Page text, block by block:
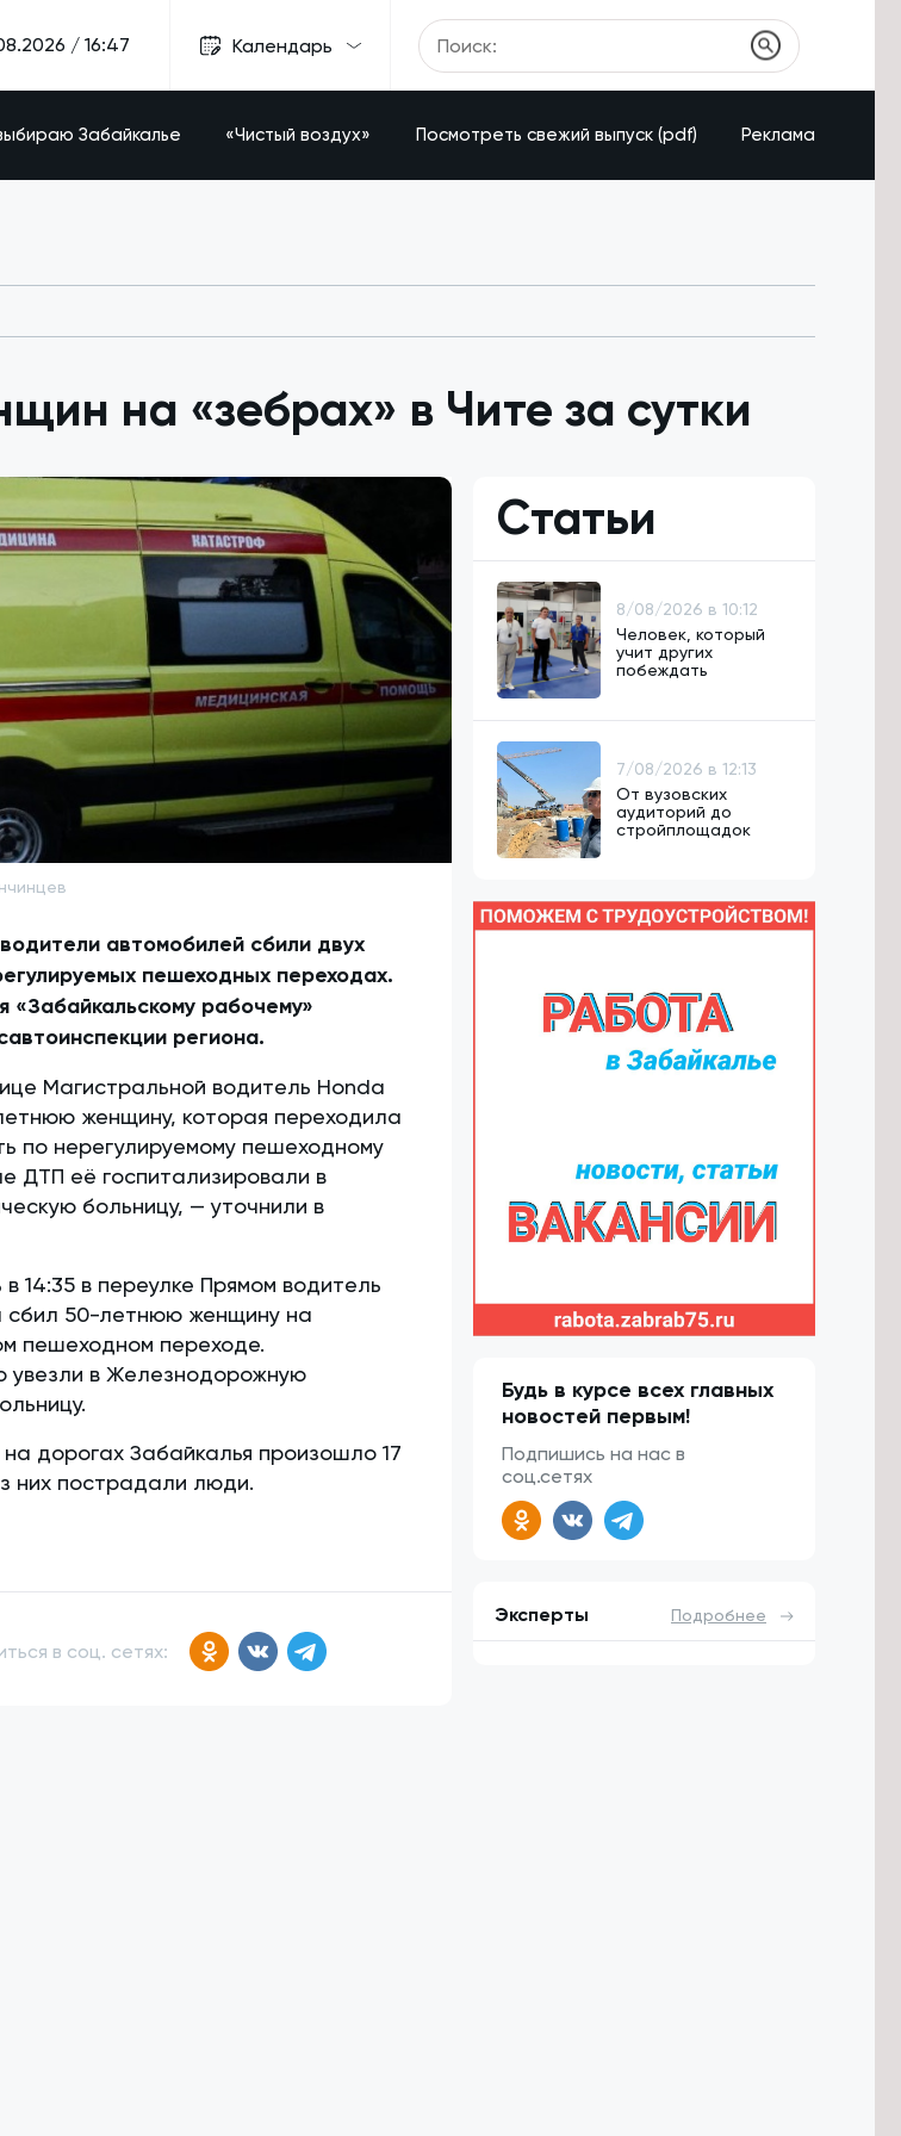
/ 16:47 Календарь
Забайкалье «Чистый воздух» Посмотреть свежий выпуск (pdf) Реклама
на «зебрах» в Чите за сутки
автомобилей сбили двух
пешеходных переходах.
рабочему»
региона.
Магистральной водитель Honda
женщину, которая переходила
по нерегулируемому пешеходному
ДТП её госпитализировали в
больницу, — уточнили в
14:35 в переулке Прямом водитель
сбил 50-летнюю женщину на
пешеходном переходе.
увезли в Железнодорожную
на дорогах Забайкалья произошло 17
них пострадали люди.
в соц. сетях:
Статьи
8/08/2026 в 10:12
Человек, который
учит других
побеждать
7/08/2026 в 12:13
От вузовских
аудиторий до
стройплощадок
Будь в курсе всех главных
новостей первым!
Подпишись на нас в
соц.сетях
Эксперты Подробнее